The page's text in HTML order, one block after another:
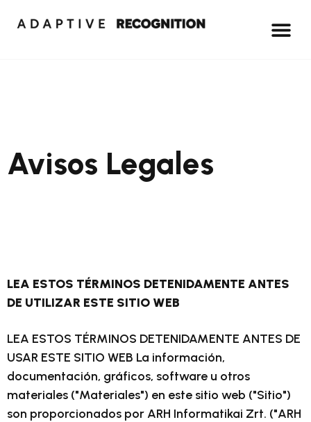
Avisos Legales
LEA ESTOS TÉRMINOS DETENIDAMENTE ANTES
DE UTILIZAR ESTE SITIO WEB
LEA ESTOS TÉRMINOS DETENIDAMENTE ANTES DE
USAR ESTE SITIO WEB La información,
documentación, gráficos, software u otros
materiales ("Materiales") en este sitio web ("Sitio")
son proporcionados por ARH Informatikai Zrt. ("ARH